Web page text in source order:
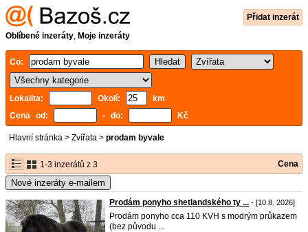
Přidat inzerát
Oblíbené inzeráty, Moje inzeráty
Co:
Lokalita: Okolí:
km
Cena od:
- do: Kč
Hlavní stránka > Zvířata > prodam byvale
1-3 inzerátů z 3 Cena
Nové inzeráty e-mailem
Prodám ponyho shetlandského ty ... - [10.8. 2026]
Prodám ponyho cca 110 KVH s modrým průkazem
(bez původu ...